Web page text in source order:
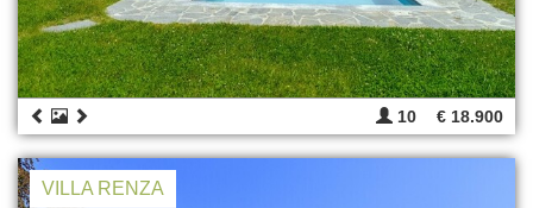
10 € 18.900
VILLA RENZA